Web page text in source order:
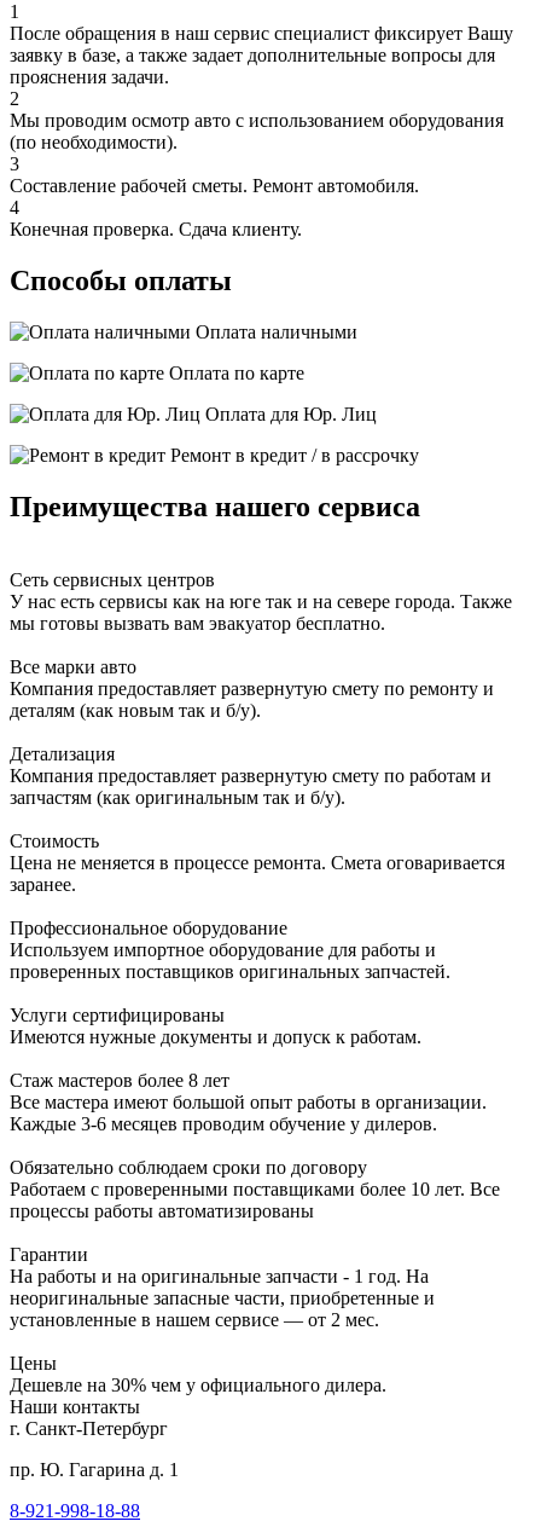
1
После обращения в наш сервис специалист фиксирует Вашу
заявку в базе, а также задает дополнительные вопросы для
прояснения задачи.
2
Мы проводим осмотр авто с использованием оборудования
(по необходимости).
3
Составление рабочей сметы. Ремонт автомобиля.
4
Конечная проверка. Сдача клиенту.
Способы оплаты
Оплата наличными
Оплата по карте
Оплата для Юр. Лиц
Ремонт в кредит / в рассрочку
Преимущества нашего сервиса
Сеть сервисных центров
У нас есть сервисы как на юге так и на севере города. Также
мы готовы вызвать вам эвакуатор бесплатно.
Все марки авто
Компания предоставляет развернутую смету по ремонту и
деталям (как новым так и б/у).
Детализация
Компания предоставляет развернутую смету по работам и
запчастям (как оригинальным так и б/у).
Стоимость
Цена не меняется в процессе ремонта. Смета оговаривается
заранее.
Профессиональное оборудование
Используем импортное оборудование для работы и
проверенных поставщиков оригинальных запчастей.
Услуги сертифицированы
Имеются нужные документы и допуск к работам.
Стаж мастеров более 8 лет
Все мастера имеют большой опыт работы в организации.
Каждые 3-6 месяцев проводим обучение у дилеров.
Обязательно соблюдаем сроки по договору
Работаем с проверенными поставщиками более 10 лет. Все
процессы работы автоматизированы
Гарантии
На работы и на оригинальные запчасти - 1 год. На
неоригинальные запасные части, приобретенные и
установленные в нашем сервисе — от 2 мес.
Цены
Дешевле на 30% чем у официального дилера.
Наши контакты
г. Санкт-Петербург
пр. Ю. Гагарина д. 1
8-921-998-18-88